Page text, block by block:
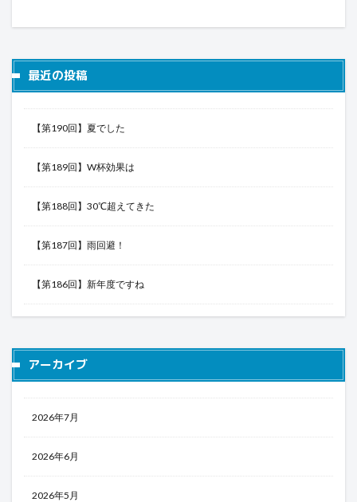
最近の投稿
【第190回】夏でした
【第189回】W杯効果は
【第188回】30℃超えてきた
【第187回】雨回避！
【第186回】新年度ですね
アーカイブ
2026年7月
2026年6月
2026年5月